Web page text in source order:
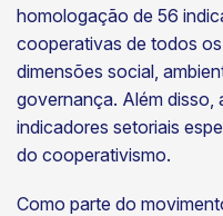
homologação de 56
cooperativas de todos
dimensões social,
governança. Além
indicadores setoriais
do cooperativismo.
Como parte do